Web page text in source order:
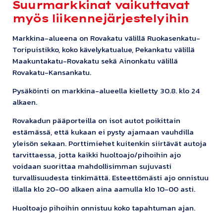
Suurmarkkinat vaikuttavat
myös liikennejärjestelyihin
Markkina-alueena on Rovakatu välillä Ruokasenkatu-
Toripuistikko, koko kävelykatualue, Pekankatu välillä
Maakuntakatu-Rovakatu sekä Ainonkatu välillä
Rovakatu-Kansankatu.
Pysäköinti on markkina-alueella kielletty 30.8. klo 24
alkaen.
Rovakadun pääporteilla on isot autot poikittain
estämässä, että kukaan ei pysty ajamaan vauhdilla
yleisön sekaan. Porttimiehet kuitenkin siirtävät autoja
tarvittaessa, jotta kaikki huoltoajo/pihoihin ajo
voidaan suorittaa mahdollisimman sujuvasti
turvallisuudesta tinkimättä. Esteettömästi ajo onnistuu
illalla klo 20-00 alkaen aina aamulla klo 10-00 asti.
Huoltoajo pihoihin onnistuu koko tapahtuman ajan.